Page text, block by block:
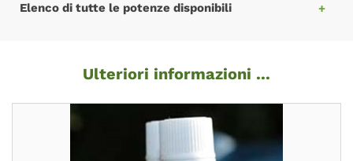
Elenco di tutte le potenze disponibili
Ulteriori informazioni ...